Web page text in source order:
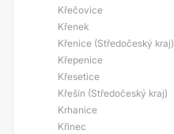
Křečovice
Křenek
Křenice (Středočeský kraj)
Křepenice
Křesetice
Křešín (Středočeský kraj)
Krhanice
Křinec